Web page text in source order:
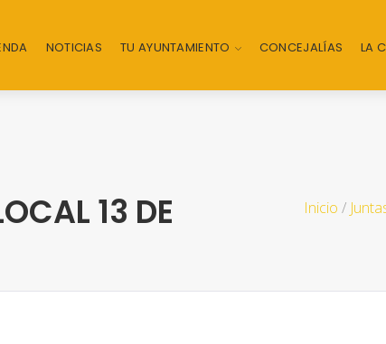
NOTICIAS TU AYUNTAMIENTO CONCEJALÍAS LA
13 DE Inicio /